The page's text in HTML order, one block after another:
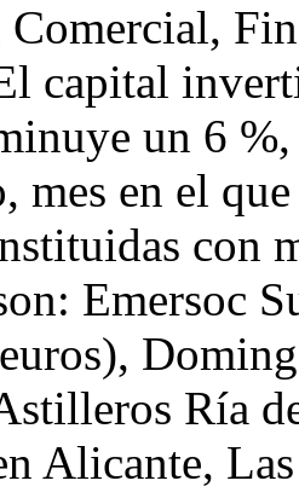
capital
un 6
mes en el
con
Emersoc
Ría
Alicante,